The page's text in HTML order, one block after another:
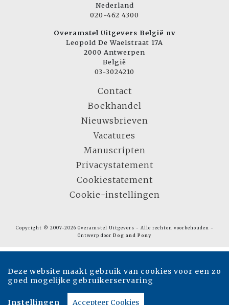
Nederland
020-462 4300
Overamstel Uitgevers België nv
Leopold De Waelstraat 17A
2000 Antwerpen
België
03-3024210
Contact
Boekhandel
Nieuwsbrieven
Vacatures
Manuscripten
Privacystatement
Cookiestatement
Cookie-instellingen
Copyright © 2007-2026 Overamstel Uitgevers - Alle rechten voorbehouden -
Ontwerp door Dog and Pony
Deze website maakt gebruik van cookies voor een zo
goed mogelijke gebruikerservaring
Instellingen Accepteer Cookies